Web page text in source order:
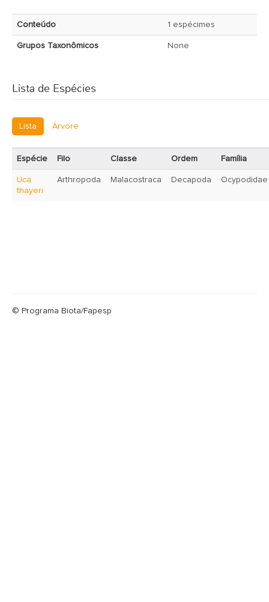
Conteúdo 1 espécimes
Grupos Taxonômicos None
Lista de Espécies
Lista Árvore
Espécie Filo Classe Ordem Família
Uca
thayeri
Arthropoda Malacostraca Decapoda Ocypodidae
© Programa Biota/Fapesp